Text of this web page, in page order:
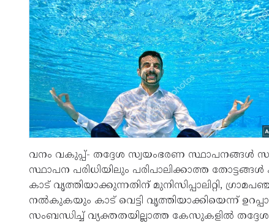
വനം വകുപ്പ്- തദ്ദേശ സ്വയംഭരണ സ്ഥാപനങ്ങൾ
സ്ഥാപന പരിധിയിലും പരിപാലിക്കാത്ത
കാട് വൃത്തിയാക്കുന്നതിന് മുനിസിപ്പാലിറ്റി,
നൽകുകയും കാട് വെട്ടി വൃത്തിയാക്കിയെന്ന്
സംബന്ധിച്ച് വ്യക്തതയില്ലാത്ത കേസുകളിൽ